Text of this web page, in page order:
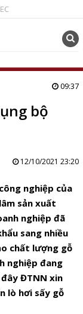
09:37
bộ
12/10/2021 23:20
nghiệp của
sản xuất
nghiệp đã
sang nhiều
chất lượng gỗ
nghiệp đang
ĐTNN xin
lò hơi sấy gỗ